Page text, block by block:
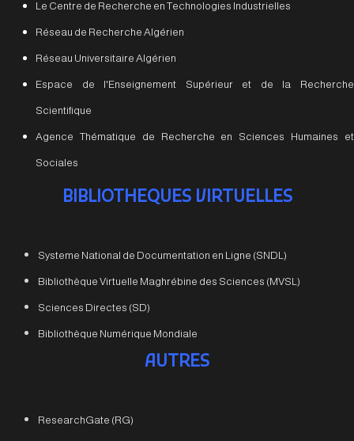
Le Centre de Recherche en Technologies Industrielles
Réseau de Recherche Algérien
Réseau Universitaire Algérien
Espace de l'Enseignement Supérieur et de la Recherche
Scientifique
Agence Thématique de Recherche en Sciences Humaines et
Sociales
BIBLIOTHEQUES VIRTUELLES
Systeme National de Documentation en Ligne (SNDL)
Bibliothèque Virtuelle Maghrébine des Sciences (MVSL)
Sciences Directes (SD)
Bibliothèque Numérique Mondiale
AUTRES
ResearchGate (RG)